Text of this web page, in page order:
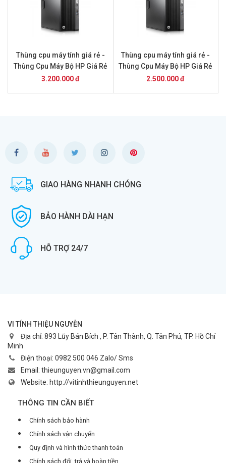
Thùng cpu máy tính giá rẻ -
Thùng Cpu Máy Bộ HP Giá Rẻ
TP HCM Z230 MT: Core i3-
3.200.000 đ
Thùng cpu máy tính giá rẻ -
Thùng Cpu Máy Bộ HP Giá Rẻ
TP HCM Z230 MT: Core i3-
2.500.000 đ
GIAO HÀNG NHANH CHÓNG
BẢO HÀNH DÀI HẠN
HỖ TRỢ 24/7
VI TÍNH THIỆU NGUYỄN
Địa chỉ: 893 Lũy Bán Bích , P. Tân Thành, Q. Tân Phú, TP. Hồ Chí
Minh
Điện thoại: 0982 500 046 Zalo/ Sms
Email: thieunguyen.vn@gmail.com
Website: http://vitinhthieunguyen.net
THÔNG TIN CẦN BIẾT
Chính sách bảo hành
Chính sách vận chuyển
Quy định và hình thức thanh toán
Chính sách đổi, trả và hoàn tiền